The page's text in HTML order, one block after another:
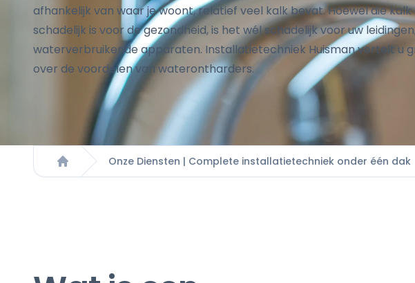
afhankelijk van waar je woont, relatief veel kalk bevat. Hoewel die
schadelijk is voor de gezondheid, is het wél schadelijk voor uw
waterverbruikende apparaten. Installatietechniek Huisman vertelt u
over de voordelen van waterontharders.
Home
Onze Diensten | Complete installatietechniek onder één dak